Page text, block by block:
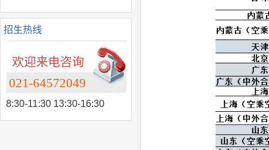
招生热线
欢迎来电咨询
021-64572049
8:30-11:30 13:30-16:30